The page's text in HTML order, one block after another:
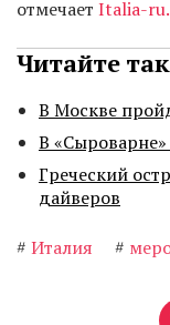
отмечает Italia-ru.
Читайте
В Москве
В
Греческий
дайверов
# Италия #